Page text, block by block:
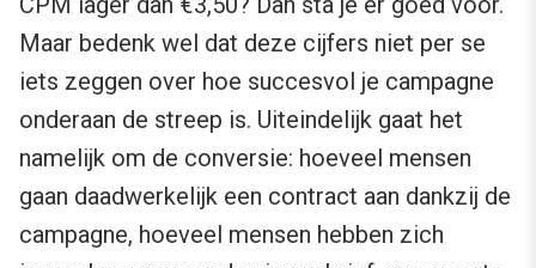
Maar bedenk wel dat deze cijfers niet per se
iets zeggen over hoe succesvol je campagne
onderaan de streep is. Uiteindelijk gaat het
namelijk om de conversie: hoeveel mensen
gaan daadwerkelijk een contract aan dankzij de
campagne, hoeveel mensen hebben zich